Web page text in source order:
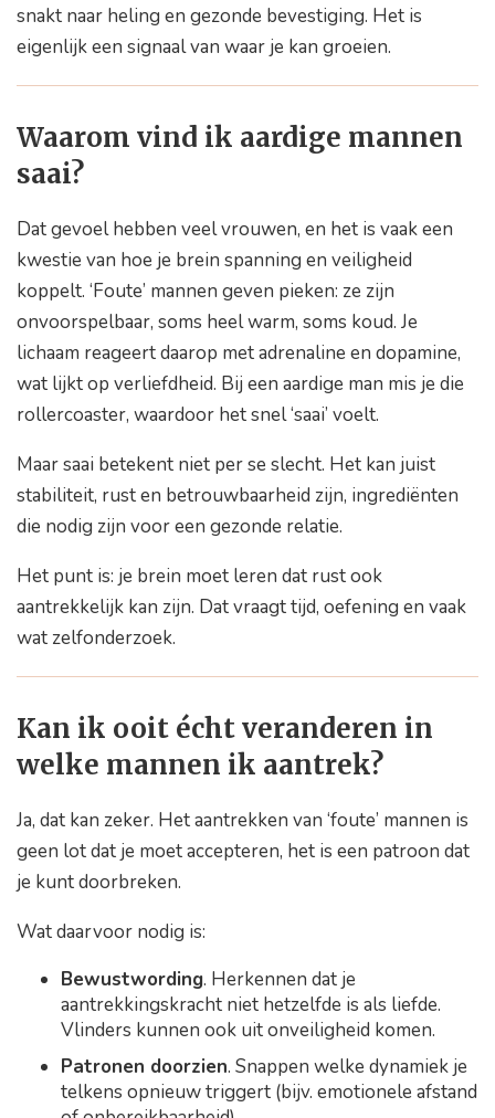
snakt naar heling en gezonde bevestiging. Het is
eigenlijk een signaal van waar je kan groeien.
Waarom vind ik aardige mannen
saai?
Dat gevoel hebben veel vrouwen, en het is vaak een
kwestie van hoe je brein spanning en veiligheid
koppelt. ‘Foute’ mannen geven pieken: ze zijn
onvoorspelbaar, soms heel warm, soms koud. Je
lichaam reageert daarop met adrenaline en dopamine,
wat lijkt op verliefdheid. Bij een aardige man mis je die
rollercoaster, waardoor het snel ‘saai’ voelt.
Maar saai betekent niet per se slecht. Het kan juist
stabiliteit, rust en betrouwbaarheid zijn, ingrediënten
die nodig zijn voor een gezonde relatie.
Het punt is: je brein moet leren dat rust ook
aantrekkelijk kan zijn. Dat vraagt tijd, oefening en vaak
wat zelfonderzoek.
Kan ik ooit écht veranderen in
welke mannen ik aantrek?
Ja, dat kan zeker. Het aantrekken van ‘foute’ mannen is
geen lot dat je moet accepteren, het is een patroon dat
je kunt doorbreken.
Wat daarvoor nodig is:
Bewustwording. Herkennen dat je
aantrekkingskracht niet hetzelfde is als liefde.
Vlinders kunnen ook uit onveiligheid komen.
Patronen doorzien. Snappen welke dynamiek je
telkens opnieuw triggert (bijv. emotionele afstand